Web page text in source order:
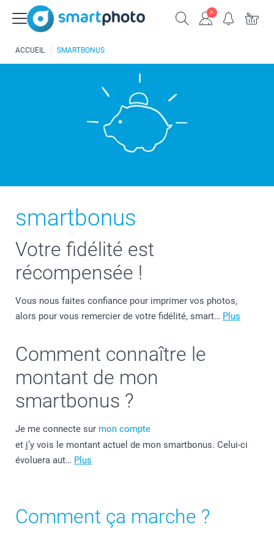
ACCUEIL SMARTBONUS
smartbonus
Votre fidélité est
récompensée !
Vous nous faites confiance pour imprimer vos photos,
alors pour vous remercier de votre fidélité, smart… Plus
Comment connaître le
montant de mon
smartbonus ?
Je me connecte sur mon compte
et j’y vois le montant actuel de mon smartbonus. Celui-ci
évoluera aut… Plus
Comment ça marche ?